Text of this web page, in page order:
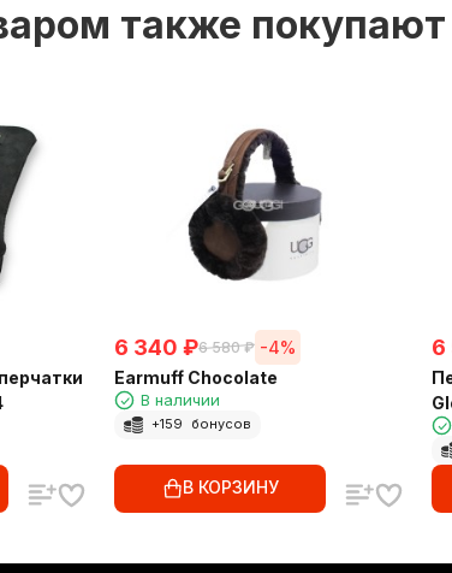
также покупают
6 340 ₽6 580 ₽ -4%
Earmuff Chocolate
В наличии
+159 бонусов
В КОРЗИНУ
6